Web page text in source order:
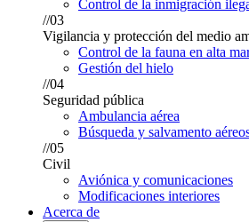
Control de la inmigración
//03
Vigilancia y protección del medio
Control de la fauna en alta
Gestión del hielo
//04
Seguridad pública
Ambulancia aérea
Búsqueda y salvamento
//05
Civil
Aviónica y comunicaciones
Modificaciones interiores
Acerca de